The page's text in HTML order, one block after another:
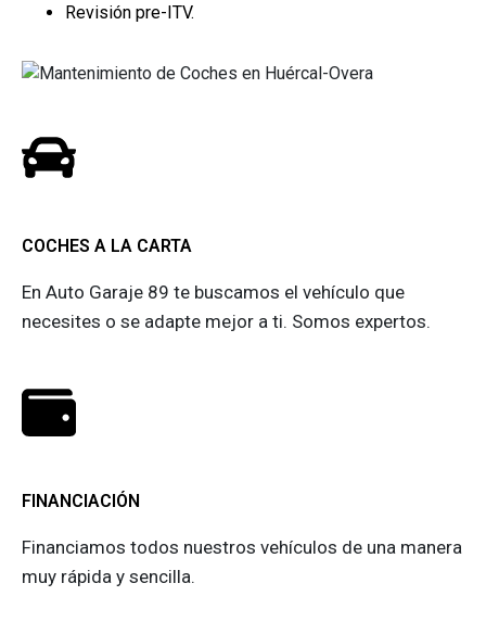
Revisión pre-ITV.
COCHES A LA CARTA
En Auto Garaje 89 te buscamos el vehículo que
necesites o se adapte mejor a ti. Somos expertos.
FINANCIACIÓN
Financiamos todos nuestros vehículos de una manera
muy rápida y sencilla.